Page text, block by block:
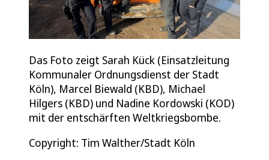
Das Foto zeigt Sarah Kück (Einsatzleitung
Kommunaler Ordnungsdienst der Stadt
Köln), Marcel Biewald (KBD), Michael
Hilgers (KBD) und Nadine Kordowski (KOD)
mit der entschärften Weltkriegsbombe.
Copyright: Tim Walther/Stadt Köln